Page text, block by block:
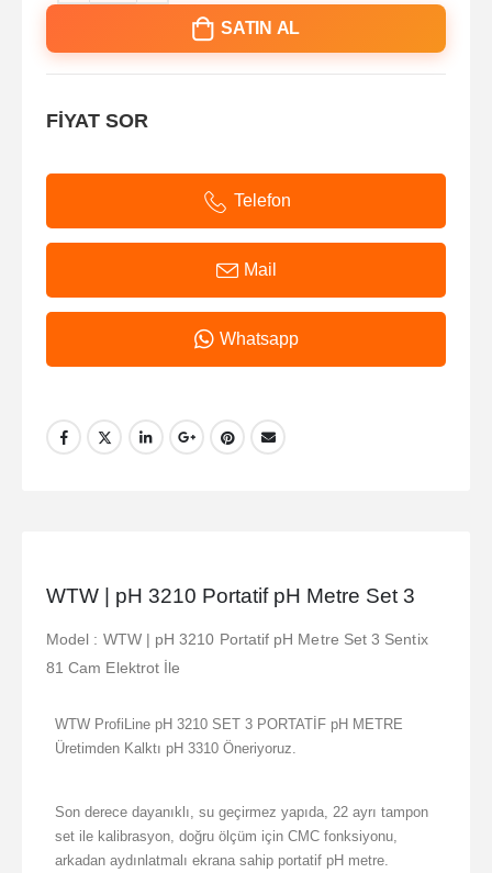
SATIN AL
FİYAT SOR
Telefon
Mail
Whatsapp
WTW | pH 3210 Portatif pH Metre Set 3
Model : WTW | pH 3210 Portatif pH Metre Set 3 Sentix
81 Cam Elektrot İle
WTW ProfiLine pH 3210 SET 3 PORTATİF pH METRE
Üretimden Kalktı pH 3310 Öneriyoruz.
Son derece dayanıklı, su geçirmez yapıda, 22 ayrı tampon
set ile kalibrasyon, doğru ölçüm için CMC fonksiyonu,
arkadan aydınlatmalı ekrana sahip portatif pH metre.